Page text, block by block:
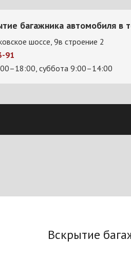
багажника автомобиля в
шоссе, 9в строение 2
91
суббота 9:00–14:00
Вскрытие